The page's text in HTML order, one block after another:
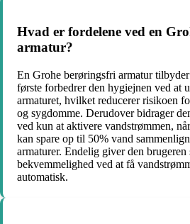
Hvad er fordelene ved en
armatur?
En Grohe berøringsfri armatur
første forbedrer den hygiejnen ved at
armaturet, hvilket reducerer risikoen
og sygdomme. Derudover bidrager
ved kun at aktivere vandstrømmen,
kan spare op til 50% vand
armaturer. Endelig giver den
bekvemmelighed ved at få
automatisk.